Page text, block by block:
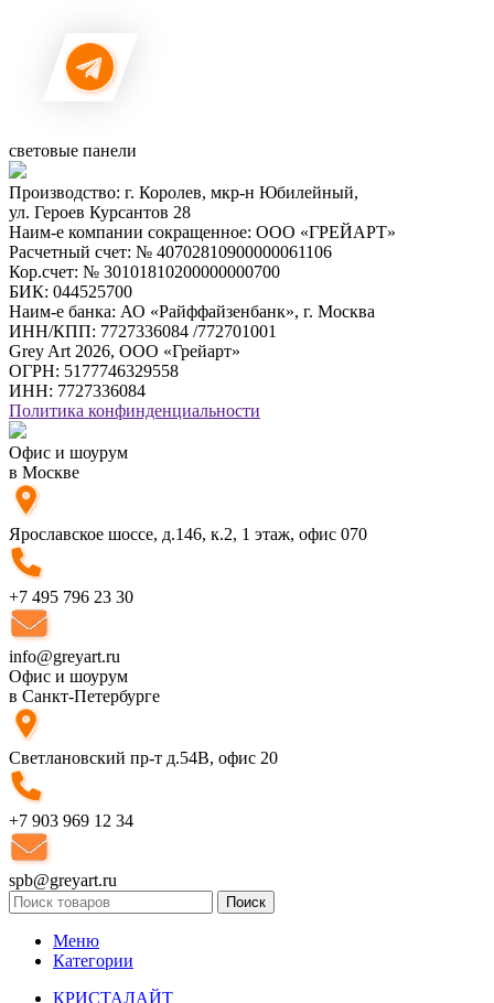
световые панели
Производство: г. Королев, мкр-н Юбилейный,
ул. Героев Курсантов 28
Наим-е компании сокращенное: ООО «ГРЕЙАРТ»
Расчетный счет: № 40702810900000061106
Кор.счет: № 30101810200000000700
БИК: 044525700
Наим-е банка: АО «Райффайзенбанк», г. Москва
ИНН/КПП: 7727336084 /772701001
Grey Art 2026, ООО «Грейарт»
ОГРН: 5177746329558
ИНН: 7727336084
Политика конфинденциальности
Офис и шоурум
в Москве
Ярославское шоссе, д.146, к.2, 1 этаж, офис 070
+7 495 796 23 30
info@greyart.ru
Офис и шоурум
в Санкт-Петербурге
Светлановский пр-т д.54В, офис 20
+7 903 969 12 34
spb@greyart.ru
Поиск
Меню
Категории
КРИСТАЛАЙТ